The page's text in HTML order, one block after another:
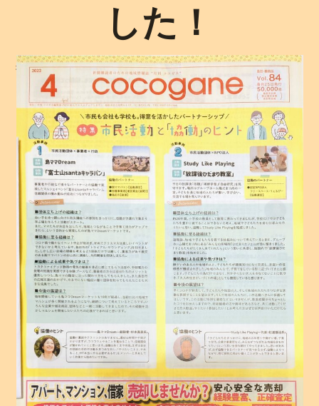
した！
投稿日:2022年3月29日2
0
2
2
年
3
月
2
8
日
投稿者:静治